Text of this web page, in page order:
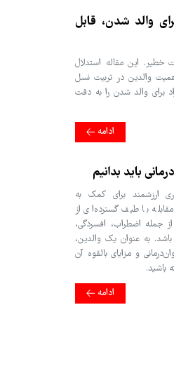
والد شدن، قابل
این مقاله استدلال
والدین در تربیت نسل
برای والد شدن را به دقت
ادامه
باید بدانیم
ارزشمند برای کمک به
با طیف گسترده‌ای از
جمله اضطراب، افسردگی،
به عنوان یک والدین،
و مزایای بالقوه آن
باشید.
ادامه